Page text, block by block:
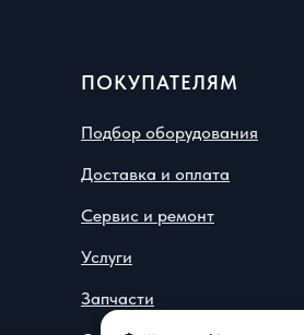
ПОКУПАТЕЛЯМ
Подбор оборудования
Доставка и оплата
Сервис и ремонт
Услуги
Запчасти